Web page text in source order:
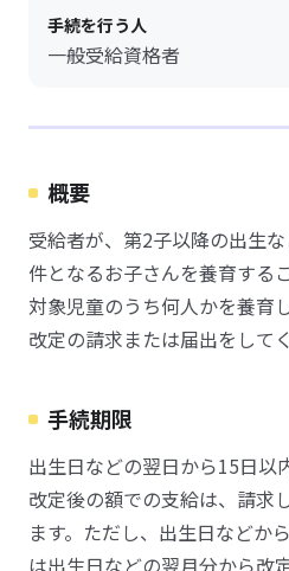
手続を行う人
一般受給資格者
概要
受給者が、第2子以降の出生
件となるお子さんを養育する
対象児童のうち何人かを養育
改定の請求または届出をして
手続期限
出生日などの翌日から15日以
改定後の額での支給は、請求
ます。ただし、出生日などか
は出生日などの翌月分から改